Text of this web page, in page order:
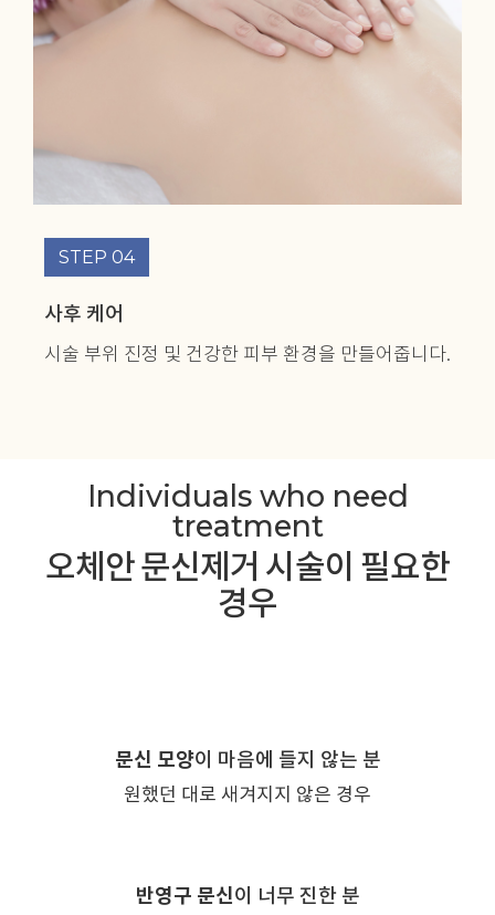
STEP 04
사후 케어
시술 부위 진정 및 건강한 피부 환경을 만들어줍니다.
Individuals who need
treatment
오체안 문신제거 시술이 필요한
경우
문신 모양이 마음에 들지 않는 분
원했던 대로 새겨지지 않은 경우
반영구 문신이 너무 진한 분